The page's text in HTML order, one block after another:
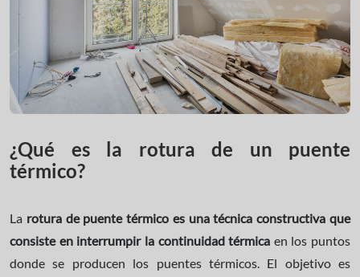
¿Qué es la rotura de un puente
térmico?
La rotura de puente térmico es una técnica constructiva que
consiste en interrumpir la continuidad térmica en los puntos
donde se producen los puentes térmicos. El objetivo es